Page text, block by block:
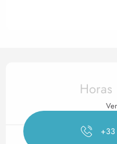
Horarios y
Horas
+33